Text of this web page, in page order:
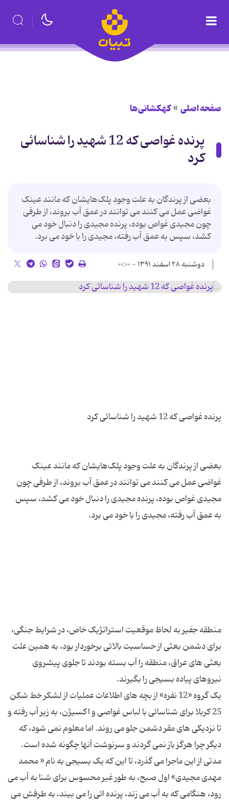
صفحه اصلی کهکشانی‌ها
پرنده غواصی که 12 شهید را شناسائی
کرد
بعضی از پرندگان به علت وجود پلک‌هایشان که مانند عینک
غواضی عمل می کنند می توانند در عمق آب بروند، از طرفی
چون مجیدی غواص بوده، پرنده مجیدی را دنبال خود می
کشد، سپس به عمق آب رفته، مجیدی را با خود می برد.
دوشنبه ۲۸ اسفند ۱۳۹۱ - ۰۰:۰۰
بعضی از پرندگان به علت وجود پلک‌هایشان که مانند عینک
غواضی عمل می کنند می توانند در عمق آب بروند، از طرفی چون
مجیدی غواص بوده، پرنده مجیدی را دنبال خود می کشد، سپس
منطقه جفیر به لحاظ موقعیت استراتژیک خاص، در شرایط جنگی،
برای دشمن بعثی از حساسیت بالائی برخوردار بود، به همین علت
بعثی های عراق، منطقه را آب بسته بودند تا جلوی پیشروی
یک گروه «12 نفره» از بچه های اطلاعات عملیات از لشکر خط شکن
25 کربلا برای شناسائی با لباس غواصی و اکسیژن، به زیر آب رفته و
تا نزدیکی های مقر دشمن جلو می روند. اما معلوم نمی شود، که
مدتی از این ماجرا می گذرد، تا این که یک بسیجی به نام « محمد
مهدی مجیدی» اول صبح، به طور غیر محسوس برای شنا به آب می
رود، هنگامی که به آب می زند، پرنده ائی را می بیند، به طرفش می